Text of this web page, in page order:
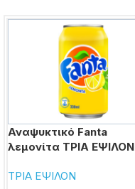
Αναψυκτικό Fanta
λεμονίτα ΤΡΙΑ ΕΨΙΛΟΝ
ΤΡΙΑ ΕΨΙΛΟΝ